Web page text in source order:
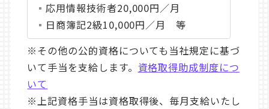
応用情報技術者20,000円／月
日商簿記2級10,000円／月 等
※その他の公的資格についても当社規定に基づ
いて手当を支給します。 資格取得助成制度につ
いて
※上記資格手当は資格取得後、毎月支給いたし